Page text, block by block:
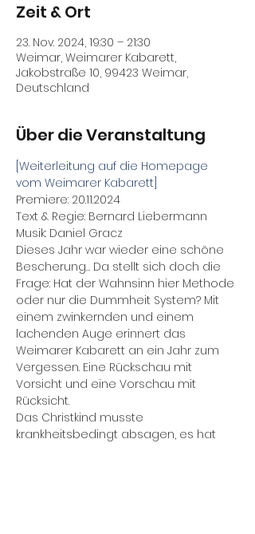
Zeit & Ort
23. Nov. 2024, 19:30 – 21:30
Weimar, Weimarer Kabarett,
Jakobstraße 10, 99423 Weimar,
Deutschland
Über die Veranstaltung
[Weiterleitung auf die Homepage
vom Weimarer Kabarett]
Premiere: 20.11.2024
Text & Regie: Bernard Liebermann
Musik: Daniel Gracz
Dieses Jahr war wieder eine schöne
Bescherung… Da stellt sich doch die
Frage: Hat der Wahnsinn hier Methode
oder nur die Dummheit System? Mit
einem zwinkernden und einem
lachenden Auge erinnert das
Weimarer Kabarett an ein Jahr zum
Vergessen. Eine Rückschau mit
Vorsicht und eine Vorschau mit
Rücksicht.
Das Christkind musste
krankheitsbedingt absagen, es hat